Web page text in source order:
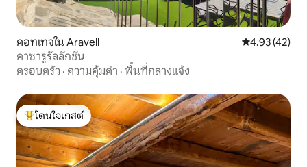
คอทเทจใน Aravell คะแนนเฉลี่ย
4.93 (42)
คาซารูรัลลักชัน
ครอบครัว · ความคุ้มค่า · พื้นที่กลางแจ้ง
โดนใจเกสต์ที่สุด
โดนใจเกสต์